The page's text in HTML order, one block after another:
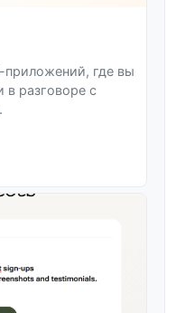
приложений, где вы
разговоре с